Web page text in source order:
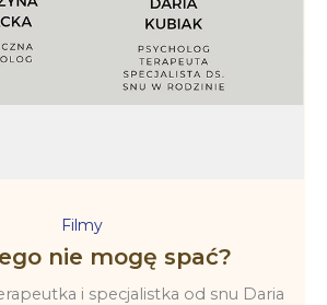
Filmy
nie mogę spać?
i specjalistka od snu Daria